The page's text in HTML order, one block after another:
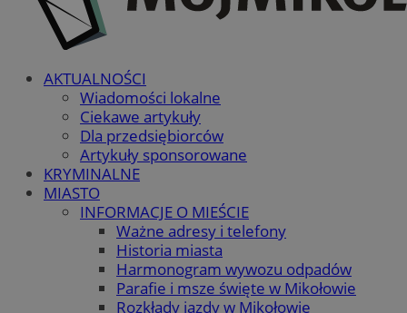
AKTUALNOŚCI
Wiadomości lokalne
Ciekawe artykuły
Dla przedsiębiorców
Artykuły sponsorowane
KRYMINALNE
MIASTO
INFORMACJE O MIEŚCIE
Ważne adresy i telefony
Historia miasta
Harmonogram wywozu odpadów
Parafie i msze święte w Mikołowie
Rozkłady jazdy w Mikołowie